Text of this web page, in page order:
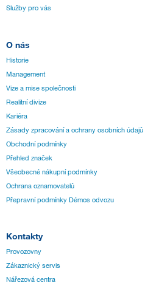
Služby pro vás
O nás
Historie
Management
Vize a mise společnosti
Realitní divize
Kariéra
Zásady zpracování a ochrany osobních údajů
Obchodní podmínky
Přehled značek
Všeobecné nákupní podmínky
Ochrana oznamovatelů
Přepravní podmínky Démos odvozu
Kontakty
Provozovny
Zákaznický servis
Nářezová centra